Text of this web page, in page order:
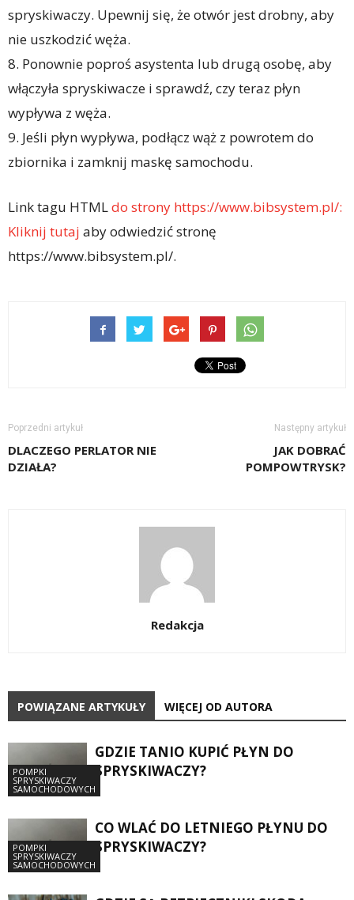
spryskiwaczy. Upewnij się, że otwór jest drobny, aby
nie uszkodzić węża.
8. Ponownie poproś asystenta lub drugą osobę, aby
włączyła spryskiwacze i sprawdź, czy teraz płyn
wypływa z węża.
9. Jeśli płyn wypływa, podłącz wąż z powrotem do
zbiornika i zamknij maskę samochodu.
Link tagu HTMLdo strony https://www.bibsystem.pl/:
Kliknij tutaj aby odwiedzić stronę
https://www.bibsystem.pl/.
Poprzedni artykuł
DLACZEGO PERLATOR NIE
DZIAŁA?
Następny artykuł
JAK DOBRAĆ
POMPOWTRYSK?
Redakcja
POWIĄZANE ARTYKUŁY WIĘCEJ OD AUTORA
POMPKI
SPRYSKIWACZY
SAMOCHODOWYCH
GDZIE TANIO KUPIĆ PŁYN DO
SPRYSKIWACZY?
POMPKI
SPRYSKIWACZY
SAMOCHODOWYCH
CO WLAĆ DO LETNIEGO PŁYNU DO
SPRYSKIWACZY?